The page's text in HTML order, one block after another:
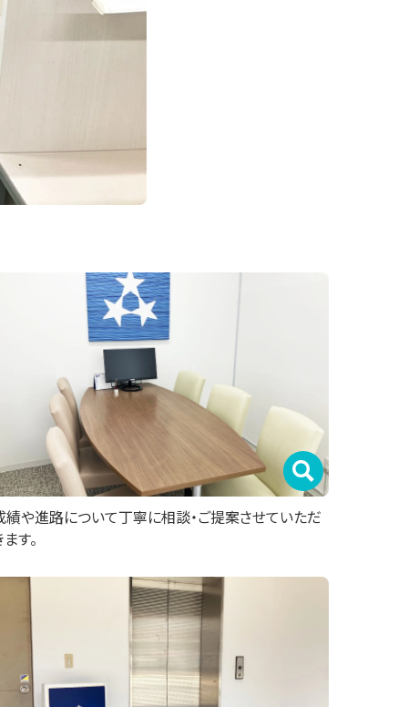
績や進路について丁寧に相談・ご提案させていただ
す。